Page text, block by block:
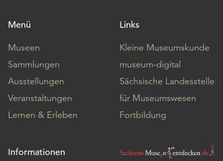
Menü
Museen
Sammlungen
Ausstellungen
Veranstaltungen
Lernen & Erleben
Links
Kleine Museumskunde
museum-digital
Sächsische Landesstelle
für Museumswesen
Fortbildung
Informationen